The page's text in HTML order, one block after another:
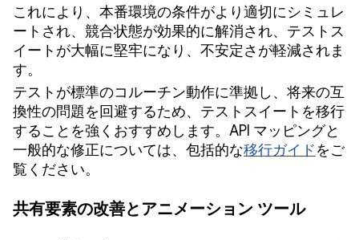
これにより、本番環境の条件がより適切にシミュレ
ートされ、競合状態が効果的に解消され、テストス
イートが大幅に堅牢になり、不安定さが軽減されま
す。
テストが標準のコルーチン動作に準拠し、将来の互
換性の問題を回避するため、テストスイートを移行
することを強くおすすめします。API マッピングと
一般的な修正については、包括的な移行ガイドをご
覧ください。
共有要素の改善とアニメーション ツール